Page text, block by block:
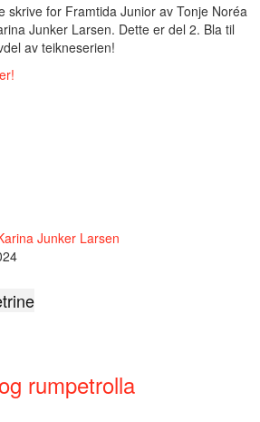
skrive for Framtida Junior av Tonje Noréa
Junker Larsen. Dette er del 2. Bla til
av teikneserien!
Junker Larsen
rumpetrolla